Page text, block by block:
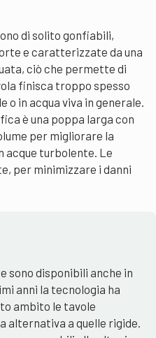
di solito gonfiabili,
e caratterizzate da una
ciò che permette di
finisca troppo spesso
o in acqua viva in generale.
è una poppa larga con
per migliorare la
turbolente. Le
per minimizzare i danni
sono disponibili anche in
anni la tecnologia ha
ambito le tavole
alternativa a quelle rigide.